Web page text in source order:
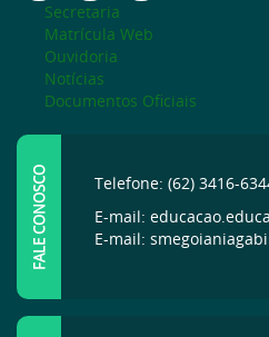
Secretaria
Matrícula Web
Ouvidoria
Notícias
Documentos Oficiais
FALE CONOSCO
Telefone: (62) 3416-
E-mail:
E-mail: